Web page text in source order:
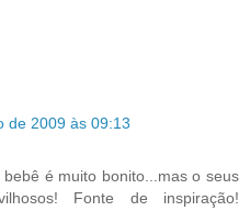
de 2009 às 09:13
é muito bonito...mas o seus
Fonte de inspiração!